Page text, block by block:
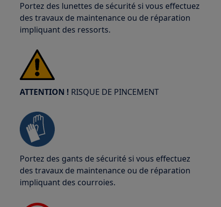
Portez des lunettes de sécurité si vous effectuez
des travaux de maintenance ou de réparation
impliquant des ressorts.
ATTENTION ! RISQUE DE PINCEMENT
Portez des gants de sécurité si vous effectuez
des travaux de maintenance ou de réparation
impliquant des courroies.